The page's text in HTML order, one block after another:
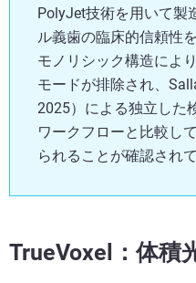
PolyJet技術を用いて製
ル義歯の臨床的信頼性
モノリシック構造によ
モードが排除され、
2025）による独立した
ワークフローと比較し
られることが確認され
TrueVoxel：体積